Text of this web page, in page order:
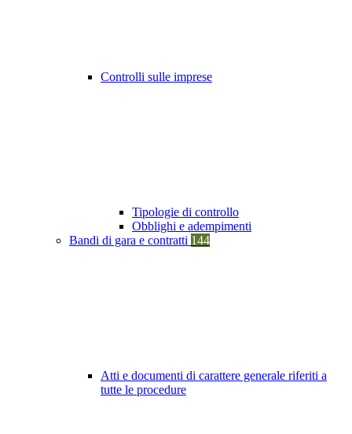
Controlli sulle imprese
Tipologie di controllo
Obblighi e adempimenti
Bandi di gara e contratti 144
Atti e documenti di carattere generale riferiti a
tutte le procedure